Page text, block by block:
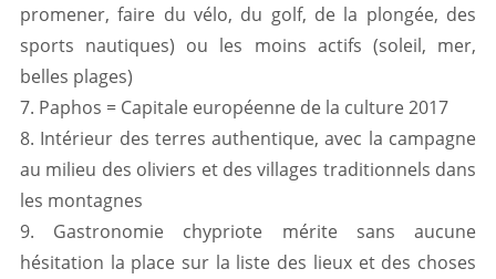
promener, faire du vélo, du golf, de la plongée, des
sports nautiques) ou les moins actifs (soleil, mer,
belles plages)
7. Paphos = Capitale européenne de la culture 2017
8. Intérieur des terres authentique, avec la campagne
au milieu des oliviers et des villages traditionnels dans
les montagnes
9. Gastronomie chypriote mérite sans aucune
hésitation la place sur la liste des lieux et des choses